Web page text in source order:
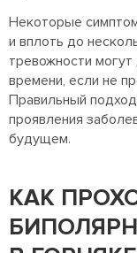
Некоторые
и вплоть до
тревожности
времени, если не
Правильный
проявления
будущем.
КАК